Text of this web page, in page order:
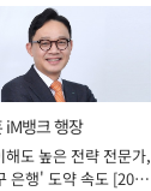
iM뱅크 행장
해도 높은 전략 전문가,
은행' 도약 속도 [2026